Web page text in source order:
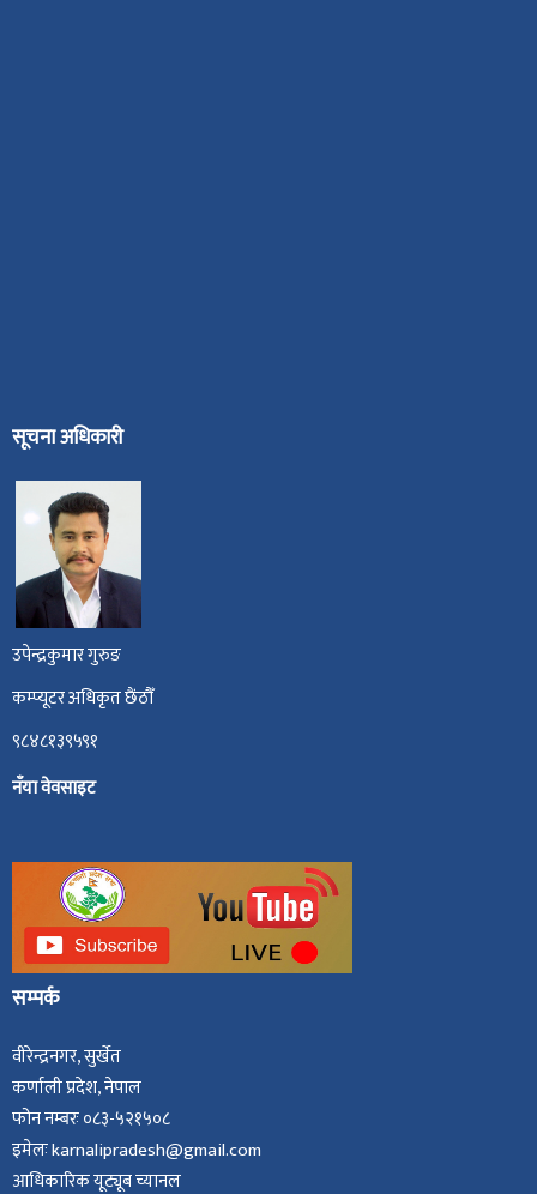
सूचना अधिकारी
उपेन्द्रकुमार गुरुङ
कम्प्यूटर अधिकृत छैंठौँ
९८४८१३९५९१
नँया वेवसाइट
सम्पर्क
वीरेन्द्रनगर, सुर्खेत
कर्णाली प्रदेश, नेपाल
फोन नम्बरः ०८३-५२१५०८
इमेलः karnalipradesh@gmail.com
आधिकारिक यूट्यूब च्यानल